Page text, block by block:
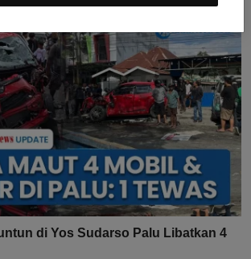
di Yos Sudarso Palu Libatkan 4